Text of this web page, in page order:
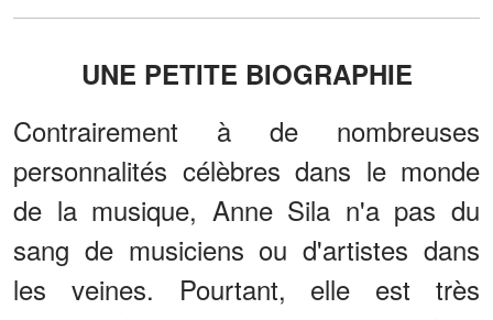
UNE PETITE BIOGRAPHIE
Contrairement à de nombreuses
personnalités célèbres dans le monde
de la musique, Anne Sila n'a pas du
sang de musiciens ou d'artistes dans
les veines. Pourtant, elle est très